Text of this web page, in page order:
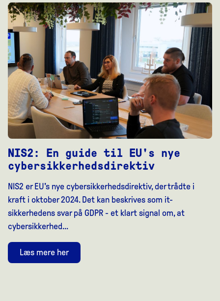
NIS2: En guide til EU's nye
cybersikkerhedsdirektiv
NIS2 er EU's nye cybersikkerhedsdirektiv, der trådte i
kraft i oktober 2024. Det kan beskrives som it-
sikkerhedens svar på GDPR - et klart signal om, at
cybersikkerhed...
Læs mere her